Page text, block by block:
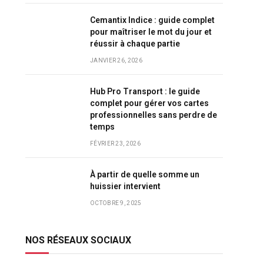
Cemantix Indice : guide complet
pour maîtriser le mot du jour et
réussir à chaque partie
JANVIER 26, 2026
Hub Pro Transport : le guide
complet pour gérer vos cartes
professionnelles sans perdre de
temps
FÉVRIER 23, 2026
À partir de quelle somme un
huissier intervient
OCTOBRE 9, 2025
NOS RÉSEAUX SOCIAUX